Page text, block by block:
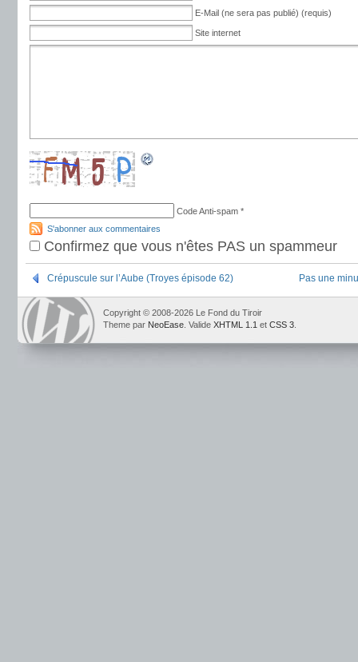
E-Mail (ne sera pas publié) (requis)
Site internet
Code Anti-spam *
S'abonner aux commentaires
Confirmez que vous n'êtes PAS un spammeur
Crépuscule sur l’Aube (Troyes épisode 62) Pas une
Copyright © 2008-2026 Le Fond du Tiroir
Theme par NeoEase . Valide XHTML 1.1 et CSS 3